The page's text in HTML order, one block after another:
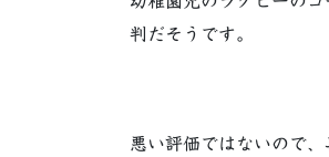
判だそうです。
悪い評価ではないので